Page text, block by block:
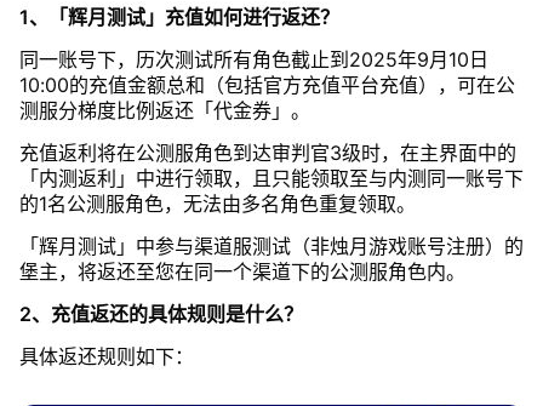
1、「辉月测试」充值如何进行返还？
同一账号下，历次测试所有角色截止到2025年9月10日
10:00的充值金额总和（包括官方充值平台充值），可在公
测服分梯度比例返还「代金券」。
充值返利将在公测服角色到达审判官3级时，在主界面中的
「内测返利」中进行领取，且只能领取至与内测同一账号下
的1名公测服角色，无法由多名角色重复领取。
「辉月测试」中参与渠道服测试（非烛月游戏账号注册）的
堡主，将返还至您在同一个渠道下的公测服角色内。
2、充值返还的具体规则是什么？
具体返还规则如下：